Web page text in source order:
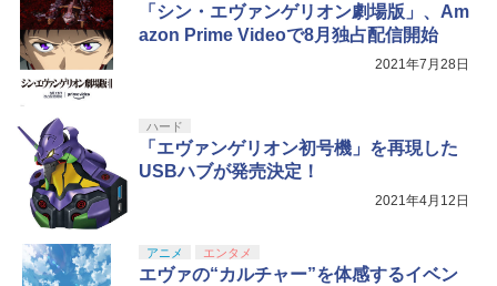
「シン・エヴァンゲリオン劇場版」、Am
azon Prime Videoで8月独占配信開始
2021年7月28日
ハード
「エヴァンゲリオン初号機」を再現した
USBハブが発売決定！
2021年4月12日
アニメ エンタメ
エヴァの“カルチャー”を体感するイベン